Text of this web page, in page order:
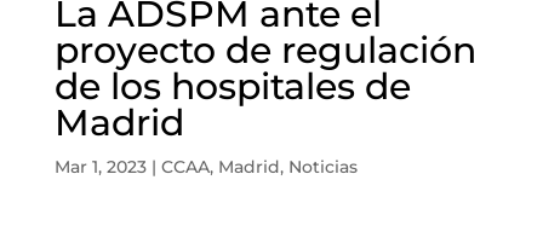
La ADSPM ante el
proyecto de regulación
de los hospitales de
Madrid
Mar 1, 2023| CCAA, Madrid, Noticias